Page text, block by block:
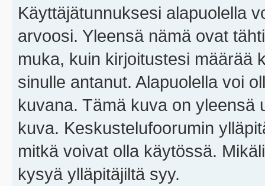
Käyttäjätunnuksesi alapuolella
arvoosi. Yleensä nämä ovat
muka, kuin kirjoitustesi määrää
sinulle antanut. Alapuolella voi
kuvana. Tämä kuva on yleensä
kuva. Keskustelufoorumin
mitkä voivat olla käytössä.
kysyä ylläpitäjiltä syy.